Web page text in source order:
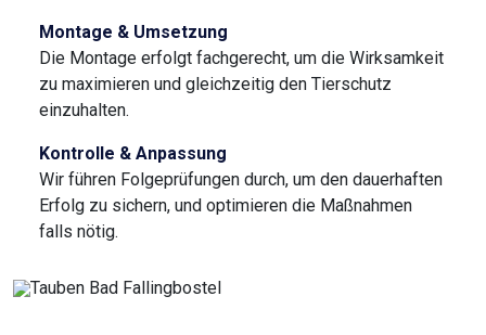
Montage & Umsetzung
Die Montage erfolgt fachgerecht, um die Wirksamkeit
zu maximieren und gleichzeitig den Tierschutz
einzuhalten.
Kontrolle & Anpassung
Wir führen Folgeprüfungen durch, um den dauerhaften
Erfolg zu sichern, und optimieren die Maßnahmen
falls nötig.